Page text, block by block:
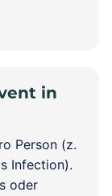
in
Person (z.
Infection).
oder